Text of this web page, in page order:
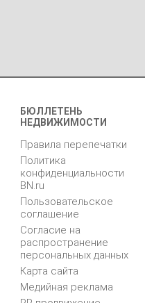
БЮЛЛЕТЕНЬ
НЕДВИЖИМОСТИ
Правила перепечатки
Политика
конфиденциальности
BN.ru
Пользовательское
соглашение
Согласие на
распространение
персональных данных
Карта сайта
Медийная реклама